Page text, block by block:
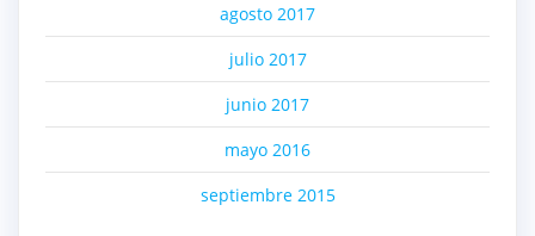
agosto 2017
julio 2017
junio 2017
mayo 2016
septiembre 2015